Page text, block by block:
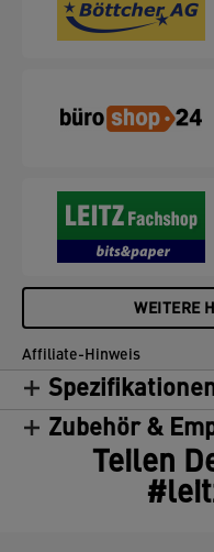
WEITERE
Affiliate-Hinweis
Zubehör &
Teilen